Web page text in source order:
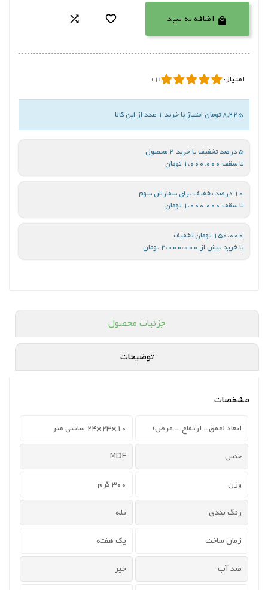
 اضافه به سبد 

امتیاز: (1)
8,225 تومان امتیاز با خرید 1 عدد از این کالا
5 درصد تخفیف با خرید 2 محصول
تا سقف 1،000،000 تومان
10 درصد تخفیف برای سفارش سوم
تا سقف 1،000،000 تومان
150،000 تومان تخفیف
با خرید بیش از 2،000،000 تومان
جزئیات محصول
توضیحات
مشخصات
ابعاد (عمق- ارتفاع - عرض) 10×23×24 سانتی متر
جنس MDF
وزن 300 گرم
رنگ بندی بله
زمان ساخت یک هفته
ضد آب خیر